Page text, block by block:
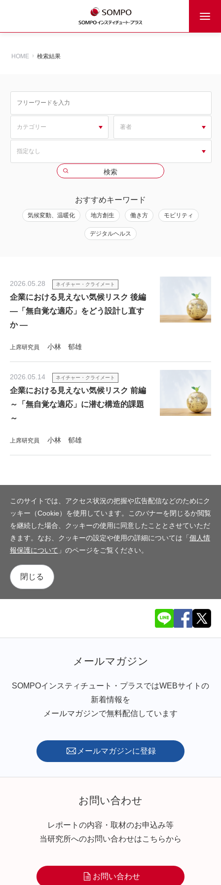
HOME 検索結果
おすすめキーワード
気候変動、温暖化 地方創生 働き方 モビリティ
デジタルヘルス
2026.05.28 ネイチャー・クライメート
企業における見えない気候リスク 後編
―「無自覚な適応」をどう設計し直す
か ―
上席研究員 小林 郁雄
2026.05.14 ネイチャー・クライメート
企業における見えない気候リスク 前編
～「無自覚な適応」に潜む構造的課題
～
上席研究員 小林 郁雄
このサイトでは、アクセス状況の把握や広告配信などのためにク
ッキー（Cookie）を使用しています。このバナーを閉じるか閲覧
を継続した場合、クッキーの使用に同意したこととさせていただ
きます。なお、クッキーの設定や使用の詳細については「個人情
報保護について 」のページをご覧ください。
閉じる
メールマガジン
SOMPOインスティチュート・プラスではWEBサイトの
新着情報を
メールマガジンで無料配信しています
メールマガジンに登録
お問い合わせ
レポートの内容・取材のお申込み等
当研究所へのお問い合わせはこちらから
お問い合わせ